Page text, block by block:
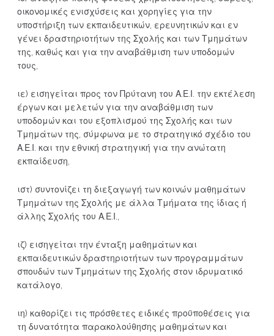
οικονομικές ενισχύσεις και χορηγίες για την
υποστήριξη των εκπαιδευτικών, ερευνητικών και εν
γένει δραστηριοτήτων της Σχολής και των Τμημάτων
της, καθώς και για την αναβάθμιση των υποδομών
τους,
ιε) εισηγείται προς τον Πρύτανη του Α.Ε.Ι. την εκτέλεση
έργων και μελετών για την αναβάθμιση των
υποδομών και του εξοπλισμού της Σχολής και των
Τμημάτων της, σύμφωνα με το στρατηγικό σχέδιο του
Α.Ε.Ι. και την εθνική στρατηγική για την ανώτατη
εκπαίδευση,
ιστ) συντονίζει τη διεξαγωγή των κοινών μαθημάτων
Τμημάτων της Σχολής με άλλα Τμήματα της ίδιας ή
άλλης Σχολής του Α.Ε.Ι.,
ιζ) εισηγείται την ένταξη μαθημάτων και
εκπαιδευτικών δραστηριοτήτων των προγραμμάτων
σπουδών των Τμημάτων της Σχολής στον ιδρυματικό
κατάλογο,
ιη) καθορίζει τις πρόσθετες ειδικές προϋποθέσεις για
τη δυνατότητα παρακολούθησης μαθημάτων και